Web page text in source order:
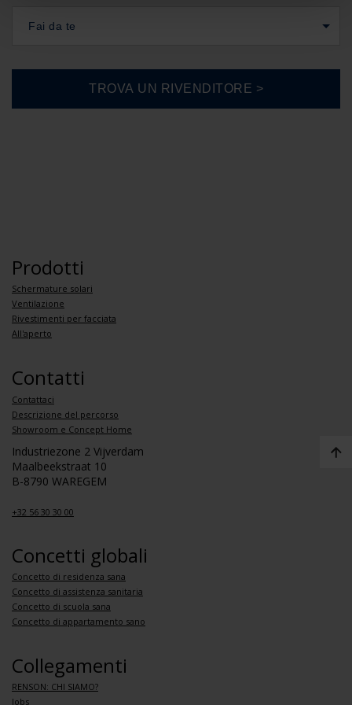
Fai da te
Prodotti
Schermature solari
Ventilazione
Rivestimenti per facciata
All'aperto
Contatti
Contattaci
Descrizione del percorso
Showroom e Concept Home
Industriezone 2 Vijverdam
Maalbeekstraat 10
B-8790 WAREGEM
+32 56 30 30 00
Concetti globali
Concetto di residenza sana
Concetto di assistenza sanitaria
Concetto di scuola sana
Concetto di appartamento sano
Collegamenti
RENSON: CHI SIAMO?
Jobs